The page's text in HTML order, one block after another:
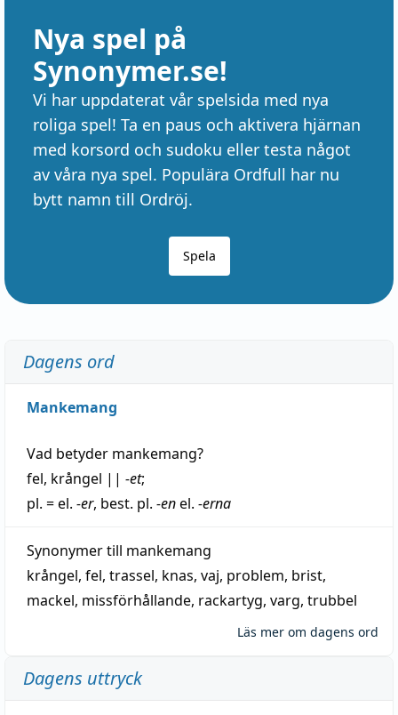
Nya spel på
Synonymer.se!
Vi har uppdaterat vår spelsida med nya
roliga spel! Ta en paus och aktivera hjärnan
med korsord och sudoku eller testa något
av våra nya spel. Populära Ordfull har nu
bytt namn till Ordröj.
Spela
Dagens ord
Mankemang
Vad betyder mankemang?
fel, krångel || -et;
pl. = el. -er, best. pl. -enel. -erna
Synonymer till mankemang
krångel, fel, trassel, knas, vaj, problem, brist,
mackel, missförhållande, rackartyg, varg, trubbel
Läs mer om dagens ord
Dagens uttryck